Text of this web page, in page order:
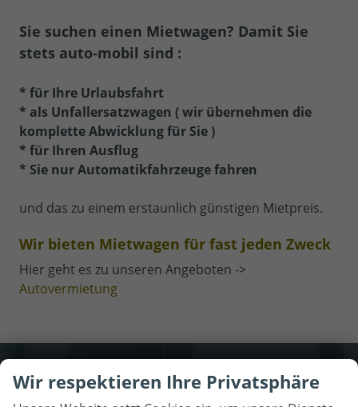
Sie suchen einen Mietwagen? Damit Sie
stets auto-mobil sind :
* für Ihre Urlaubsfahrt
* als Unfallersatzwagen ( wir übernehmen die
komplette Abwicklung für Sie )
* für Ihren Ausflug
* Sie nur Automatikfahrzeuge fahren
und das zu einem erstaunlich günstigen Mietpreis.
Wir bieten Mietwagen für fast jeden Zweck
Hier geht es zu unseren Angeboten ->
Autovermietung
Kontaktaufnahme
Wir respektieren Ihre Privatsphäre